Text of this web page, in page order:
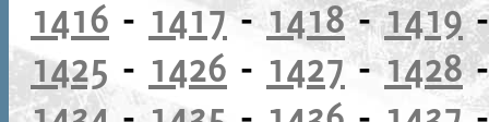
1416 - 1417-1418-1419
1425 - 1426 - 1427-1428